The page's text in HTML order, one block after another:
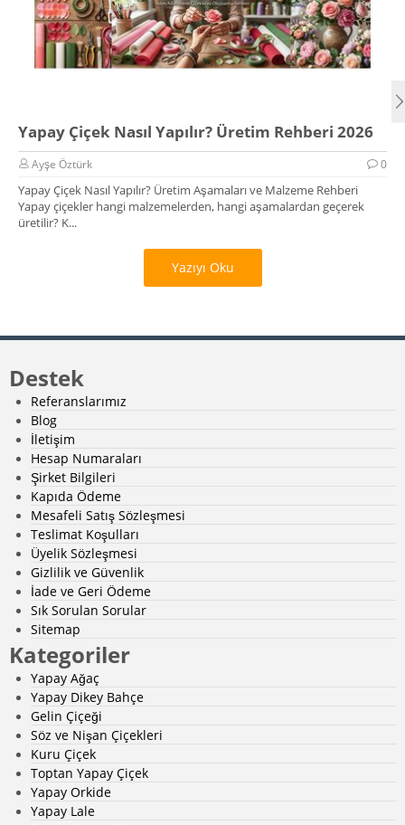
Yapay Çiçek Nasıl Yapılır? Üretim Rehberi 2026
Ayşe Öztürk 0
Yapay Çiçek Nasıl Yapılır? Üretim Aşamaları ve Malzeme Rehberi
Yapay çiçekler hangi malzemelerden, hangi aşamalardan geçerek
üretilir? K...
Yazıyı Oku
Destek
Referanslarımız
Blog
İletişim
Hesap Numaraları
Şirket Bilgileri
Kapıda Ödeme
Mesafeli Satış Sözleşmesi
Teslimat Koşulları
Üyelik Sözleşmesi
Gizlilik ve Güvenlik
İade ve Geri Ödeme
Sık Sorulan Sorular
Sitemap
Kategoriler
Yapay Ağaç
Yapay Dikey Bahçe
Gelin Çiçeği
Söz ve Nişan Çiçekleri
Kuru Çiçek
Toptan Yapay Çiçek
Yapay Orkide
Yapay Lale